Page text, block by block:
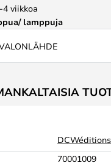
viikkoa
lamppuja
70001009